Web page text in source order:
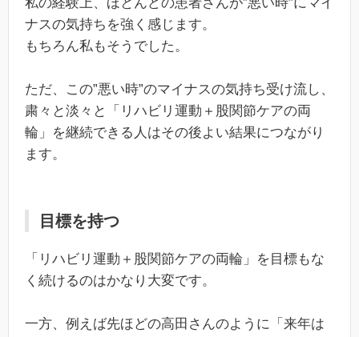
ナスの気持ちを強く感じます。
もちろん私もそうでした。
ただ、この”悪い時”のマイナスの気持ち受け流し、
粛々と淡々と「リハビリ運動＋股関節ケアの両
輪」を継続できる人はその後よい結果につながり
ます。
目標を持つ
「リハビリ運動＋股関節ケアの両輪」を目標もな
く続けるのはかなり大変です。
一方、例えば先ほどの高田さんのように「来年は